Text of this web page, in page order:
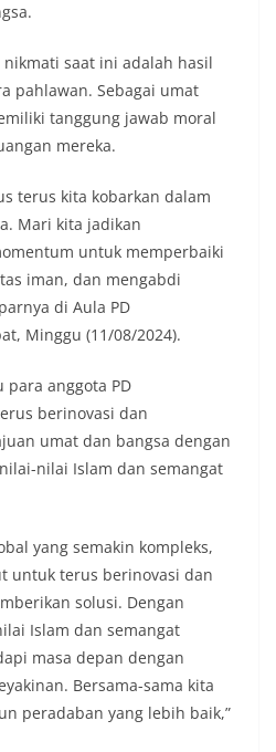
nikmati saat ini adalah hasil
pahlawan. Sebagai umat
tanggung jawab moral
mereka.
terus kita kobarkan dalam
Mari kita jadikan
untuk memperbaiki
iman, dan mengabdi
di Aula PD
Minggu (11/08/2024).
anggota PD
berinovasi dan
umat dan bangsa dengan
nilai Islam dan semangat
yang semakin kompleks,
untuk terus berinovasi dan
solusi. Dengan
Islam dan semangat
masa depan dengan
Bersama-sama kita
peradaban yang lebih baik,”